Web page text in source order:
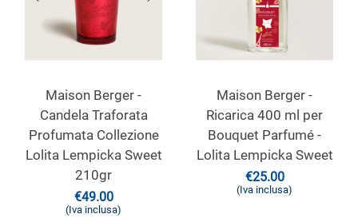
Maison Berger -
Candela Traforata
Profumata Collezione
Lolita Lempicka Sweet
210gr
€49.00
(Iva inclusa)
Maison Berger -
Ricarica 400 ml per
Bouquet Parfumé -
Lolita Lempicka Sweet
€25.00
(Iva inclusa)